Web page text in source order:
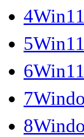
4
5
6
7
8